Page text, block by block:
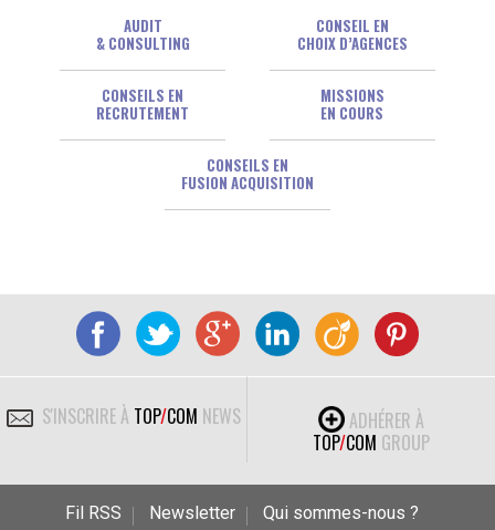
AUDIT
& CONSULTING
CONSEIL EN
CHOIX D’AGENCES
CONSEILS EN
RECRUTEMENT
MISSIONS
EN COURS
CONSEILS EN
FUSION ACQUISITION
S'INSCRIRE À TOP/COM NEWS
ADHÉRER À
TOP/COM GROUP
Fil RSS Newsletter
Qui sommes-nous ?